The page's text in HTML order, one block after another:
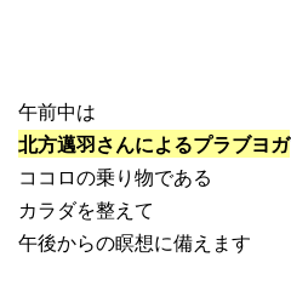
午前中は
北方邁羽さんによるプラブヨガ
ココロの乗り物である
カラダを整えて
午後からの瞑想に備えます